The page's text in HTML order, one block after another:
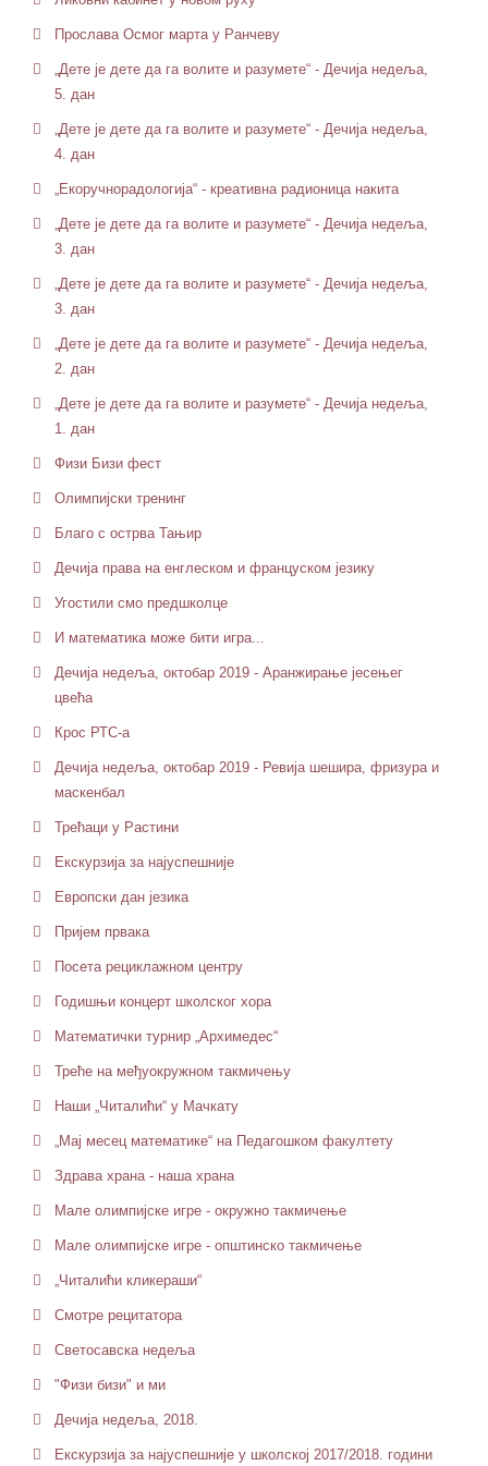
Прослава Осмог марта у Ранчеву
„Дете је дете да га волите и разумете“ - Дечија недеља,
5. дан
„Дете је дете да га волите и разумете“ - Дечија недеља,
4. дан
„Екоручнорадологија“ - креативна радионица накита
„Дете је дете да га волите и разумете“ - Дечија недеља,
3. дан
„Дете је дете да га волите и разумете“ - Дечија недеља,
3. дан
„Дете је дете да га волите и разумете“ - Дечија недеља,
2. дан
„Дете је дете да га волите и разумете“ - Дечија недеља,
1. дан
Физи Бизи фест
Олимпијски тренинг
Благо с острва Тањир
Дечија права на енглеском и француском језику
Угостили смо предшколце
И математика може бити игра...
Дечија недеља, октобар 2019 - Аранжирање јесењег
цвећа
Крос РТС-а
Дечија недеља, октобар 2019 - Ревија шешира, фризура и
маскенбал
Трећаци у Растини
Екскурзија за најуспешније
Европски дан језика
Пријем првака
Посета рециклажном центру
Годишњи концерт школског хора
Математички турнир „Архимедес“
Треће на међуокружном такмичењу
Наши „Читалићи“ у Мачкату
„Мај месец математике“ на Педагошком факултету
Здрава храна - наша храна
Мале олимпијске игре - окружно такмичење
Мале олимпијске игре - општинско такмичење
„Читалићи кликераши“
Смотре рецитатора
Светосавска недеља
"Физи бизи" и ми
Дечија недеља, 2018.
Екскурзија за најуспешније у школској 2017/2018. години